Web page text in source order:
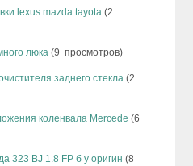
lexus mazda tayota (2
люка (9 просмотров)
заднего стекла (2
коленвала Mercede (6
323 BJ 1.8 FP б у оригин (8